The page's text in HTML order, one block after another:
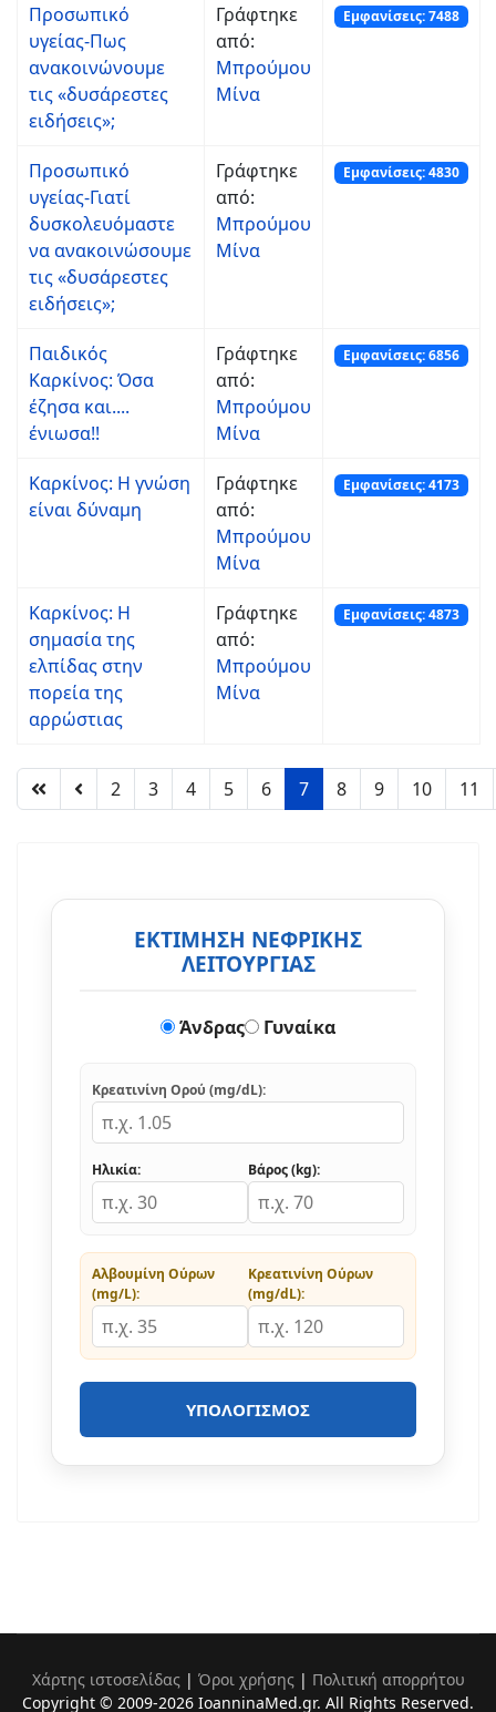
Προσωπικό
υγείας-Πως
ανακοινώνουμε
τις «δυσάρεστες
ειδήσεις»;
Γράφτηκε
από:
Μπρούμου
Μίνα
Εμφανίσεις: 7488
Προσωπικό
υγείας-Γιατί
δυσκολευόμαστε
να ανακοινώσουμε
τις «δυσάρεστες
ειδήσεις»;
Γράφτηκε
από:
Μπρούμου
Μίνα
Εμφανίσεις: 4830
Παιδικός
Καρκίνος: Όσα
έζησα και....
ένιωσα!!
Γράφτηκε
από:
Μπρούμου
Μίνα
Εμφανίσεις: 6856
Καρκίνος: Η γνώση
είναι δύναμη
Γράφτηκε
από:
Μπρούμου
Μίνα
Εμφανίσεις: 4173
Καρκίνος: Η
σημασία της
ελπίδας στην
πορεία της
αρρώστιας
Γράφτηκε
από:
Μπρούμου
Μίνα
Εμφανίσεις: 4873
2 3 4 5 6 7 8 9 10 11
ΕΚΤΙΜΗΣΗ ΝΕΦΡΙΚΗΣ
ΛΕΙΤΟΥΡΓΙΑΣ
Άνδρας Γυναίκα
Κρεατινίνη Ορού (mg/dL):
Ηλικία: Βάρος (kg):
Αλβουμίνη Ούρων
(mg/L):
Κρεατινίνη Ούρων
(mg/dL):
ΥΠΟΛΟΓΙΣΜΌΣ
Χάρτης ιστοσελίδας| Όροι χρήσης| Πολιτική απορρήτου
Copyright © 2009-2026 IoanninaMed.gr. All Rights Reserved.